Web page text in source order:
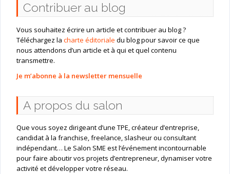
Contribuer au blog
Vous souhaitez écrire un article et contribuer au blog ?
Téléchargez la charte éditoriale du blog pour savoir ce que
nous attendons d’un article et à qui et quel contenu
transmettre.
Je m’abonne à la newsletter mensuelle
A propos du salon
Que vous soyez dirigeant d’une TPE, créateur d’entreprise,
candidat à la franchise, freelance, slasheur ou consultant
indépendant… Le Salon SME est l’événement incontournable
pour faire aboutir vos projets d’entrepreneur, dynamiser votre
activité et développer votre réseau.